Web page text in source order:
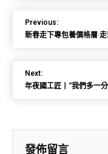
Previous:
新春走下專包養價格層·
Next:
年夜國工匠丨“我們多一
發佈留言